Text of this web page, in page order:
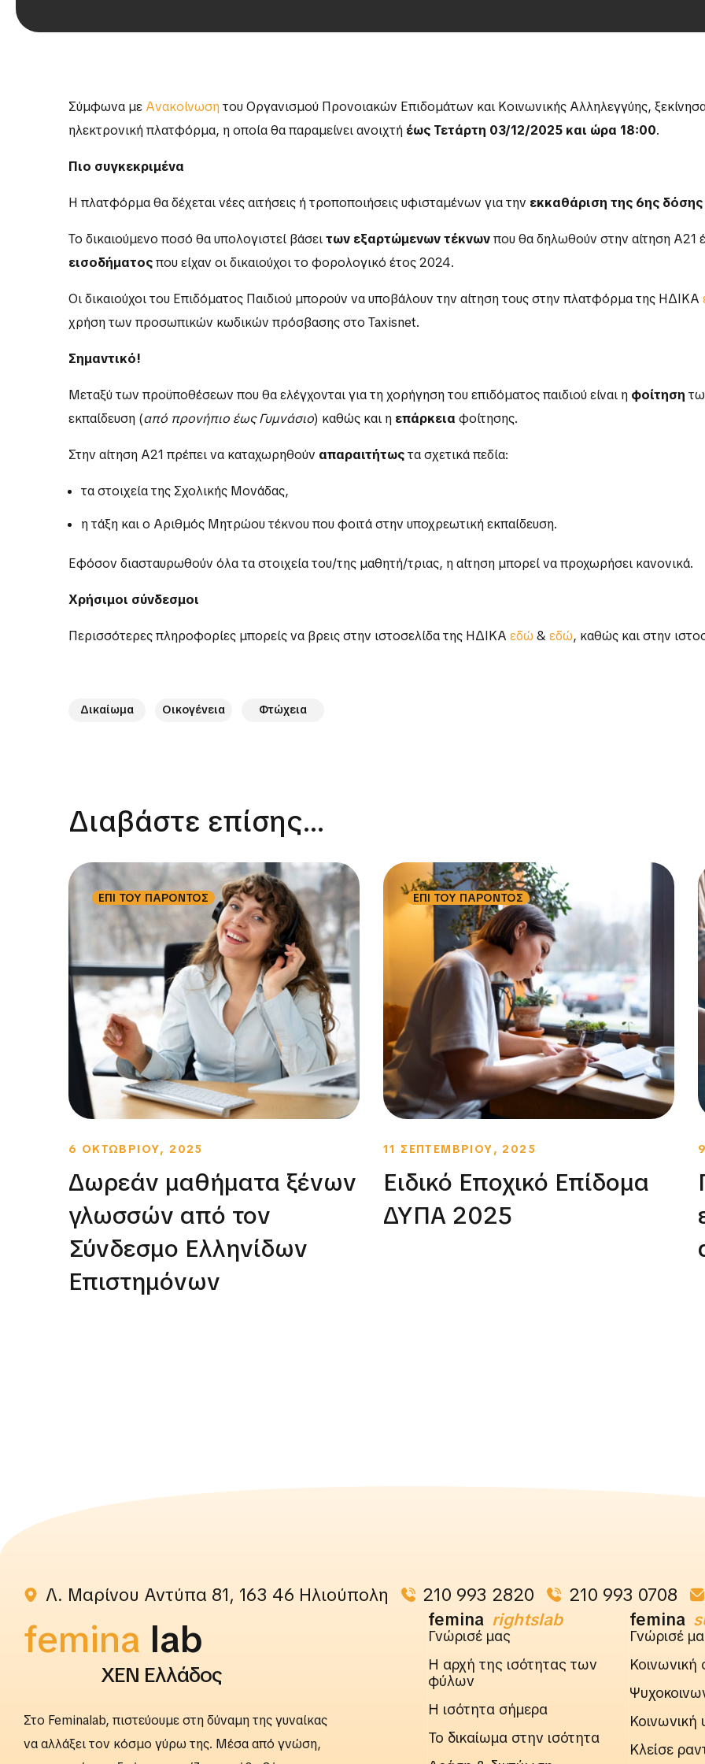
Σύμφωνα με Ανακοίνωσητου Οργανισμού Προνοιακών Επιδομάτων και Κοινωνικής Αλληλεγγύης,
ηλεκτρονική πλατφόρμα, η οποία θα παραμείνει ανοιχτή έως Τετάρτη 03/12/2025 και ώρα 18:00.
Πιο συγκεκριμένα
Η πλατφόρμα θα δέχεται νέες αιτήσεις ή τροποποιήσεις υφισταμένων για την εκκαθάριση της 6ης δόσης
Το δικαιούμενο ποσό θα υπολογιστεί βάσειτων εξαρτώμενων τέκνωνπου θα δηλωθούν στην αίτηση Α21
εισοδήματοςπου είχαν οι δικαιούχοι το φορολογικό έτος 2024.
Οι δικαιούχοι του Επιδόματος Παιδιού μπορούν να υποβάλουν την αίτηση τους στην πλατφόρμα της ΗΔΙΚΑ
χρήση των προσωπικών κωδικών πρόσβασης στο Taxisnet.
Σημαντικό!
Μεταξύ των προϋποθέσεων που θα ελέγχονται για τη χορήγηση του επιδόματος παιδιού είναι η φοίτηση
εκπαίδευση (από προνήπιο έως Γυμνάσιο) καθώς και η επάρκεια φοίτησης.
Στην αίτηση Α21 πρέπει να καταχωρηθούν απαραιτήτωςτα σχετικά πεδία:
τα στοιχεία της Σχολικής Μονάδας,
η τάξη και ο Αριθμός Μητρώου τέκνου που φοιτά στην υποχρεωτική εκπαίδευση.
Εφόσον διασταυρωθούν όλα τα στοιχεία του/της μαθητή/τριας, η αίτηση μπορεί να προχωρήσει κανονικά.
Χρήσιμοι σύνδεσμοι
Περισσότερες πληροφορίες μπορείς να βρεις στην ιστοσελίδα της ΗΔΙΚΑ εδώ & εδώ, καθώς και στην
Δικαίωμα Οικογένεια Φτώχεια
Διαβάστε επίσης...
ΕΠΙ ΤΟΥ ΠΑΡΟΝΤΟΣ
6 ΟΚΤΩΒΡΙΟΥ, 2025
Δωρεάν μαθήματα ξένων
γλωσσών από τον
Σύνδεσμο Ελληνίδων
Επιστημόνων
ΕΠΙ ΤΟΥ ΠΑΡΟΝΤΟΣ
11 ΣΕΠΤΕΜΒΡΙΟΥ, 2025
Ειδικό Εποχικό Επίδομα
ΔΥΠΑ 2025
Λ. Μαρίνου Αντύπα 81, 163 46 Ηλιούπολη 210 993 2820 210 993 0708
femina rightslab
ΧΕΝ Ελλάδος
Στο Feminalab, πιστεύουμε στη δύναμη της γυναίκας
να αλλάξει τον κόσμο γύρω της. Μέσα από γνώση,
femina rightslab
Γνώρισέ μας
Η αρχή της ισότητας των
φύλων
Η ισότητα σήμερα
Το δικαίωμα στην ισότητα
femina
Γνώρισέ
Κοινωνική
Κοινωνική
Κλείσε